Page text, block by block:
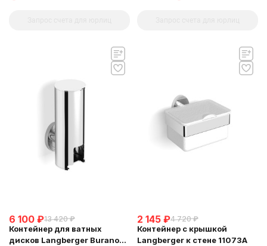
6 100 ₽13 420 ₽
Контейнер для ватных
дисков Langberger Burano
2 145 ₽4 720 ₽
Контейнер с крышкой
Langberger к стене 11073A